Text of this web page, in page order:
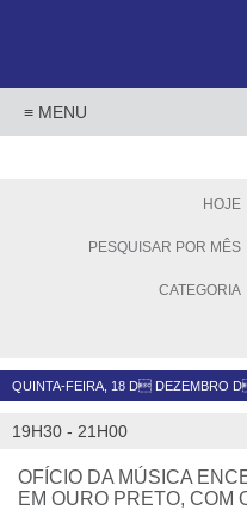
HOJE
PESQUISAR POR MÊS
CATEGORIA
QUINTA-FEIRA, 18 D DEZEMBRO
19H30 - 21H00
OFÍCIO DA MÚSICA
EM OURO PRETO, COM